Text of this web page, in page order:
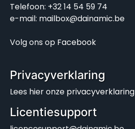
Telefoon: +32 14 54 59 74
e-mail: mailbox@dainamic.be
Volg ons op Facebook
Privacyverklaring
Lees hier onze privacyverklaring
Licentiesupport